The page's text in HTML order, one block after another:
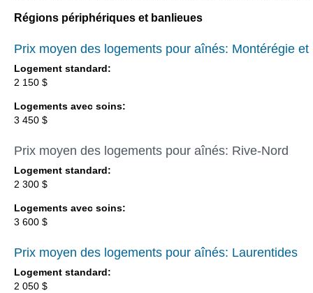
Régions périphériques et banlieues
Prix moyen des logements pour aînés: Montérégie
Logement standard:
2 150 $
Logements avec soins:
3 450 $
Prix moyen des logements pour aînés: Rive-Nord
Logement standard:
2 300 $
Logements avec soins:
3 600 $
Prix moyen des logements pour aînés: Laurentides
Logement standard:
2 050 $